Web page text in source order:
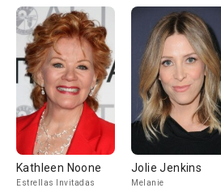
Kathleen Noone
Estrellas Invitadas
Jolie Jenkins
Melanie